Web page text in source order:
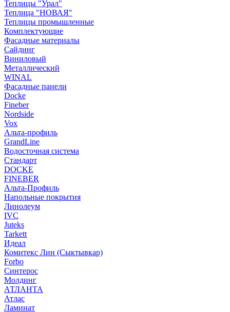
Теплицы "Урал"
Теплица "НОВАЯ"
Теплицы промышленные
Комплектующие
Фасадные материалы
Сайдинг
Виниловый
Металлический
WINAL
Фасадные панели
Docke
Fineber
Nordside
Vox
Альта-профиль
GrandLine
Водосточная система
Стандарт
DOCKE
FINEBER
Альта-Профиль
Напольные покрытия
Линолеум
IVC
Juteks
Tarkett
Идеал
Комитекс Лин (Сыктывкар)
Forbo
Синтерос
Молдинг
АТЛАНТА
Атлас
Ламинат